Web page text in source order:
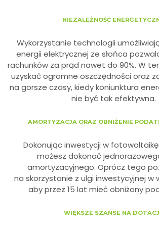
NIEZALEŻNOŚĆ
Wykorzystanie technologii
energii elektrycznej ze słońca
rachunków za prąd nawet do 90%. W
uzyskać ogromne oszczędności oraz
na gorsze czasy, kiedy koniunktura
nie być tak efektywna.
AMORTYZACJA ORAZ OBNIŻENIE
Dokonując inwestycji w
możesz dokonać
amortyzacyjnego. Oprócz tego
na skorzystanie z ulgi inwestycyjnej w
aby przez 15 lat mieć obniżony
WIĘKSZE SZANSE NA